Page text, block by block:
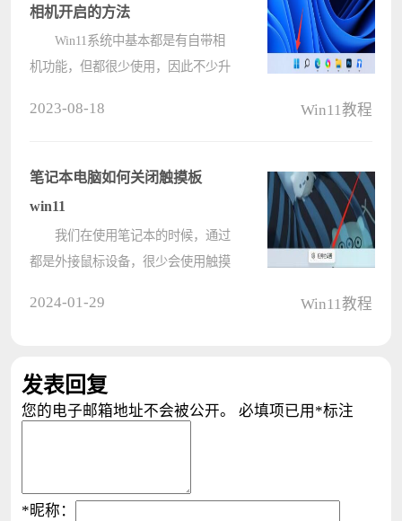
解决方????
相机开启的方法
Win11系统中基本都是有自带相
机功能，但都很少使用，因此不少升
何解决吧。 Win11相机开启的方
法 ????
2023-08-18 Win11教程
笔记本电脑如何关闭触摸板
win11
我们在使用笔记本的时候，通过
都是外接鼠标设备，很少会使用触摸
享设????
2024-01-29 Win11教程
发表回复
您的电子邮箱地址不会被公开。 必填项已用 *标注
*昵称：